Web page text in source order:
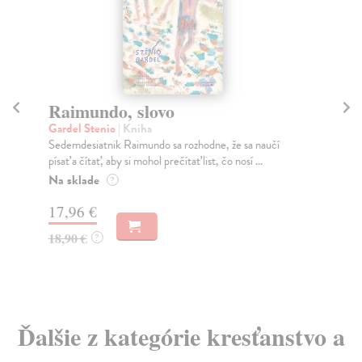
Raimundo, slovo
Gardel Stenio| Kniha
Sedemdesiatnik Raimundo sa rozhodne, že sa naučí
písať a čítať, aby si mohol prečítať list, čo nosí ...
Na sklade ?
17,96 €
18,90 € ?
Ďalšie z kategórie kresťanstvo a